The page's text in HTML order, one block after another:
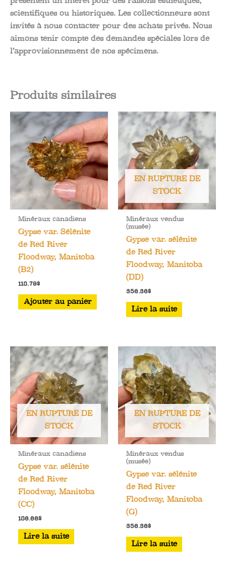
scientifiques ou historiques. Les collectionneurs sont
invités à nous contacter pour des achats privés. Nous
aimons tenir compte des demandes spéciales lors de
l’approvisionnement de nos spécimens.
Produits similaires
Minéraux canadiens
Gypse var. Sélénite
de Red River
Floodway, Manitoba
(B2)
118.79$
Ajouter au panier
EN RUPTURE DE
STOCK
Minéraux vendus
(musée)
Gypse var. sélénite
de Red River
Floodway, Manitoba
(DD)
356.36$
Lire la suite
EN RUPTURE DE
STOCK
Minéraux canadiens
Gypse var. sélénite
de Red River
Floodway, Manitoba
(CC)
186.66$
Lire la suite
EN RUPTURE DE
STOCK
Minéraux vendus
(musée)
Gypse var. sélénite
de Red River
Floodway, Manitoba
(G)
356.36$
Lire la suite